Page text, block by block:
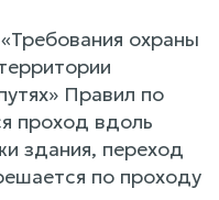
охраны
Правил по
проход вдоль
здания, переход
по проходу